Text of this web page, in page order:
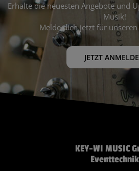
Erhalte die neuesten Angebote und
Musik!
Melde dich jetzt für
JETZT
KEY-WI MUSIC
Eventtechnik